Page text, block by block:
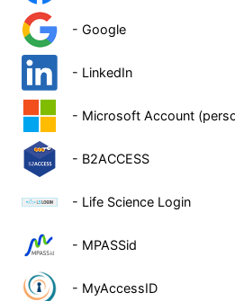
- Google
- LinkedIn
- Microsoft Account
- B2ACCESS
- Life Science Login
- MPASSid
- MyAccessID